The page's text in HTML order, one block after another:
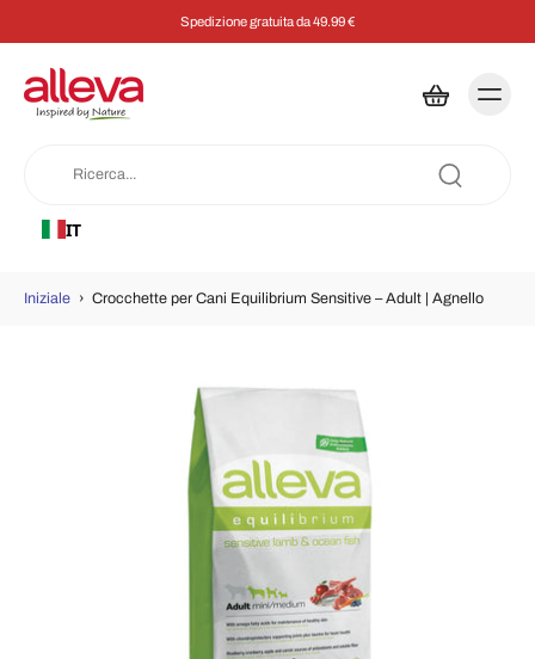
Spedizione gratuita da 49.99 €
IT
Iniziale › Crocchette per Cani Equilibrium Sensitive – Adult | Agnello